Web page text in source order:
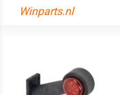
Winparts.nl